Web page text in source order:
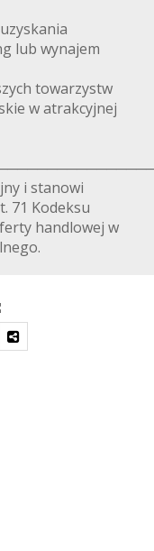
lub wynajem
towarzystw
w atrakcyjnej
i stanowi
71 Kodeksu
handlowej w